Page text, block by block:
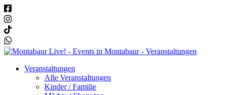
Veranstaltungen
Alle Veranstaltungen
Kinder / Familie